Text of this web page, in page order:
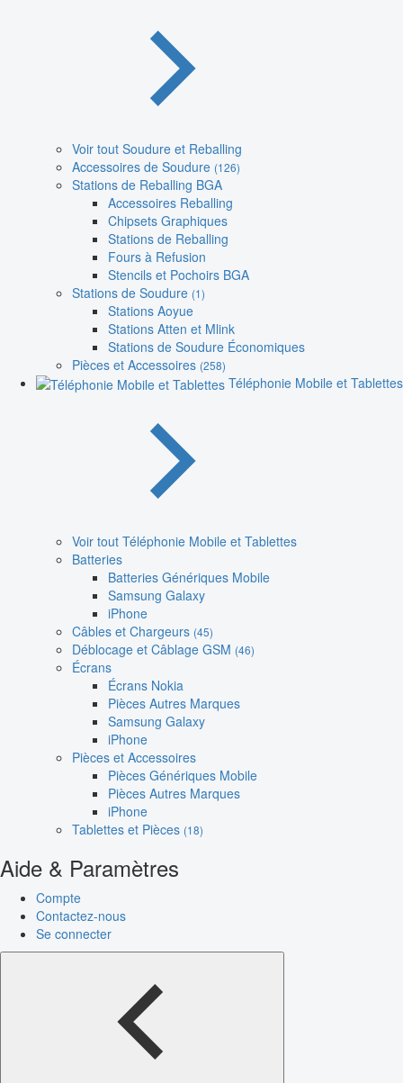
Voir tout Soudure et Reballing
Accessoires de Soudure (126)
Stations de Reballing BGA
Accessoires Reballing
Chipsets Graphiques
Stations de Reballing
Fours à Refusion
Stencils et Pochoirs BGA
Stations de Soudure (1)
Stations Aoyue
Stations Atten et Mlink
Stations de Soudure Économiques
Pièces et Accessoires (258)
Téléphonie Mobile et Tablettes
Voir tout Téléphonie Mobile et Tablettes
Batteries
Batteries Génériques Mobile
Samsung Galaxy
iPhone
Câbles et Chargeurs (45)
Déblocage et Câblage GSM (46)
Écrans
Écrans Nokia
Pièces Autres Marques
Samsung Galaxy
iPhone
Pièces et Accessoires
Pièces Génériques Mobile
Pièces Autres Marques
iPhone
Tablettes et Pièces (18)
Aide & Paramètres
Compte
Contactez-nous
Se connecter